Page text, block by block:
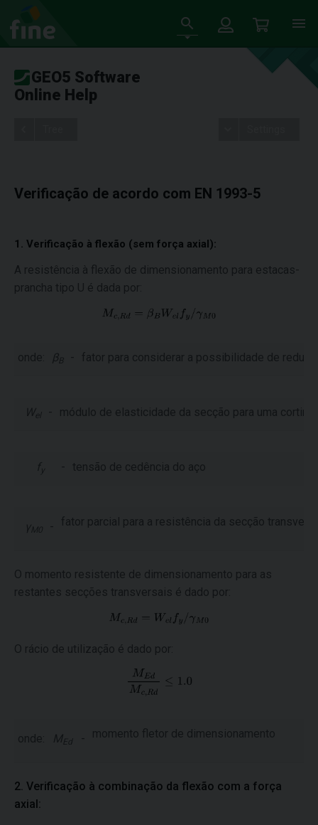
GEO5 Software
Online Help
Verificação de acordo com EN 1993-5
1. Verificação à flexão (sem força axial):
A resistência à flexão de dimensionamento para estacas-
prancha tipo U é dada por:
onde: βB - fator para considerar a possibilidade de
Wel - módulo de elasticidade da secção para uma cortina
fy - tensão de cedência do aço
γ M0 - fator parcial para a resistência da secção
O momento resistente de dimensionamento para as
restantes secções transversais é dado por:
O rácio de utilização é dado por:
onde: MEd - momento fletor de dimensionamento
2. Verificação à combinação da flexão com a força
axial: